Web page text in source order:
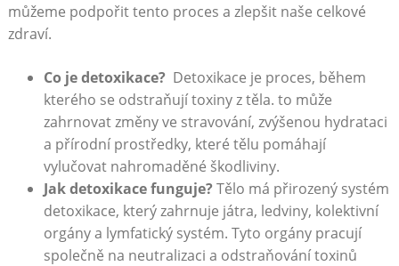
můžeme podpořit tento proces a zlepšit naše celkové
⁣zdraví.
Co je ‍detoxikace? ‌ Detoxikace je proces, během ​
kterého se odstraňují toxiny z‍ těla. to může
zahrnovat změny‍ ve stravování, zvýšenou hydrataci
a⁤ přírodní prostředky, které tělu pomáhají
vylučovat nahromaděné ‍škodliviny.
Jak detoxikace funguje? Tělo ⁣má přirozený systém
detoxikace, který⁤ zahrnuje ⁤játra,‍ ledviny, kolektivní
orgány a lymfatický⁢ systém.​ Tyto‌ orgány pracují
společně na ​neutralizaci a odstraňování toxinů